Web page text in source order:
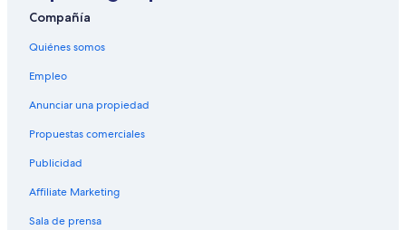
Compañía
Quiénes somos
Empleo
Anunciar una propiedad
Propuestas comerciales
Publicidad
Affiliate Marketing
Sala de prensa